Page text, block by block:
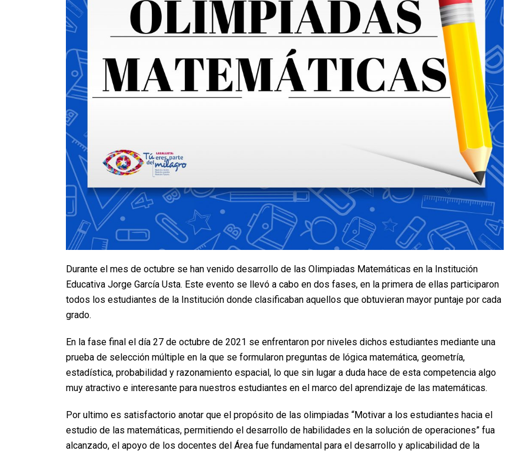
Durante el mes de octubre se han venido desarrollo de las Olimpiadas Matemáticas en la Institución
Educativa Jorge García Usta. Este evento se llevó a cabo en dos fases, en la primera de ellas participaron
todos los estudiantes de la Institución donde clasificaban aquellos que obtuvieran mayor puntaje por cada
grado.
En la fase final el día 27 de octubre de 2021 se enfrentaron por niveles dichos estudiantes mediante una
prueba de selección múltiple en la que se formularon preguntas de lógica matemática, geometría,
estadística, probabilidad y razonamiento espacial, lo que sin lugar a duda hace de esta competencia algo
muy atractivo e interesante para nuestros estudiantes en el marco del aprendizaje de las matemáticas.
Por ultimo es satisfactorio anotar que el propósito de las olimpiadas “Motivar a los estudiantes hacia el
estudio de las matemáticas, permitiendo el desarrollo de habilidades en la solución de operaciones” fua
alcanzado, el apoyo de los docentes del Área fue fundamental para el desarrollo y aplicabilidad de la